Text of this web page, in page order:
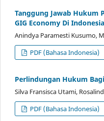
Tanggung Jawab Hukum
GIG Economy Di Indonesia
Anindya Paramesti Kusumo,
PDF (Bahasa Indonesia)
Perlindungan Hukum
Silva Fransisca Utami,
PDF (Bahasa Indonesia)